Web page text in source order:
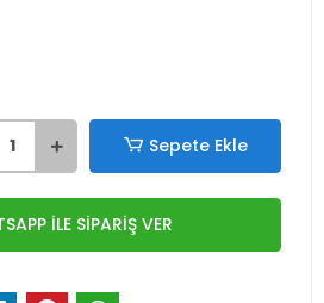
Sepete Ekle
İLE SİPARİŞ VER